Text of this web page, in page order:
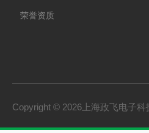
荣誉资质
Copyright © 2026上海政飞电子